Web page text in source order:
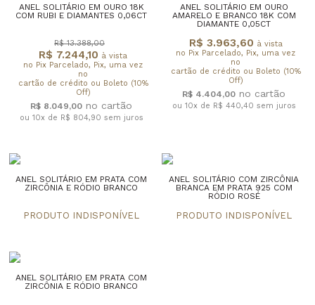
ANEL SOLITÁRIO EM OURO 18K
COM RUBI E DIAMANTES 0,06CT
R$ 7.244,10 à vista
no Pix Parcelado, Pix, uma vez
no
cartão de crédito ou Boleto (10%
Off)
R$ 13.388,00
R$ 8.049,00
ou 10x de R$ 804,90 sem juros
ANEL SOLITÁRIO EM OURO
AMARELO E BRANCO 18K COM
DIAMANTE 0,05CT
R$ 3.963,60 à vista
no Pix Parcelado, Pix, uma vez
no
cartão de crédito ou Boleto (10%
Off)
R$ 4.404,00
ou 10x de R$ 440,40 sem juros
ANEL SOLITÁRIO EM PRATA COM
ZIRCÔNIA E RÓDIO BRANCO
ANEL SOLITÁRIO COM ZIRCÔNIA
BRANCA EM PRATA 925 COM
RÓDIO ROSÉ
ANEL SOLITÁRIO EM PRATA COM
ZIRCÔNIA E RÓDIO BRANCO